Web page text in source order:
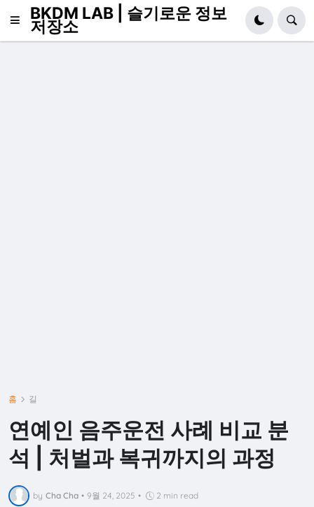
BKDM LAB | 슬기로운 정보
저장소
홈 길
연예인 음주운전 사례 비교 분
석 | 처벌과 복귀까지의 과정
by Cha Cha • 9월 24, 2025 • 2 min read